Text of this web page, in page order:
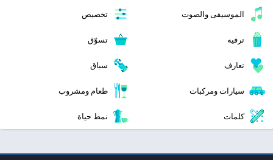
الموسيقى والصوت تخصيص
ترفيه تسوّق
تعارف سباق
سيارات ومركبات طعام ومشروب
كلمات نمط حياة